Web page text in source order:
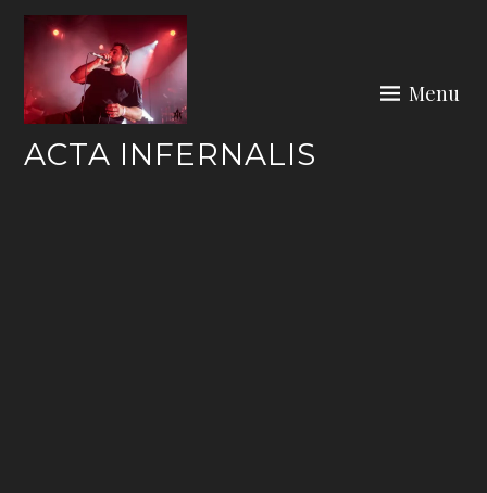
Skip
content
ACTA INFERNALIS
Menu